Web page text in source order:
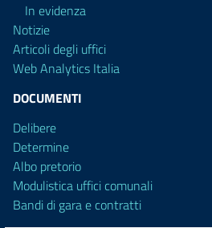
In evidenza
Notizie
Articoli degli uffici
Web Analytics Italia
DOCUMENTI
Delibere
Determine
Albo pretorio
Modulistica uffici comunali
Bandi di gara e contratti